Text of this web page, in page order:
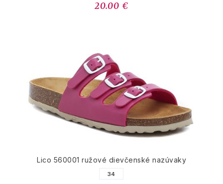
20.00 €
Lico 560001 ružové dievčenské nazúvaky
34